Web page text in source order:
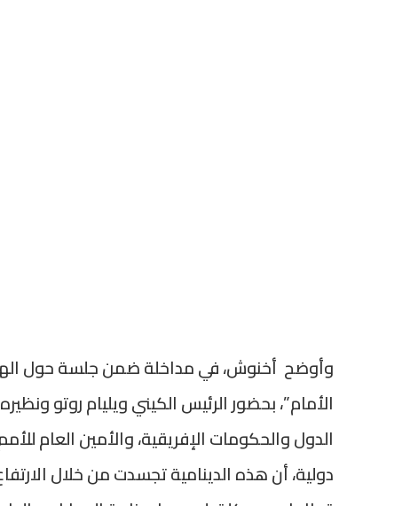
وأوضح أخنوش، في مداخلة ضمن جلسة حول
الأمام”، بحضور الرئيس الكيني ويليام روتو
الدول والحكومات الإفريقية، والأمين العام
دولية، أن هذه الدينامية تجسدت من خلال